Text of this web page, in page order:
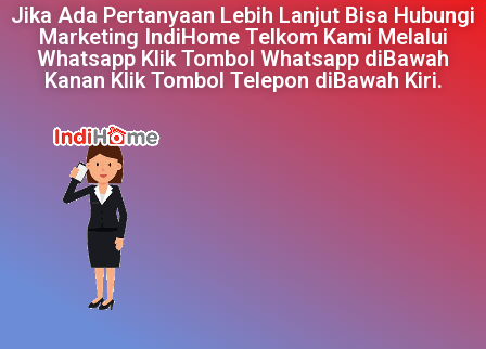
Jika Ada Pertanyaan Lebih Lanjut Bisa Hubungi
Marketing IndiHome Telkom Kami Melalui
Whatsapp Klik Tombol Whatsapp diBawah
Kanan Klik Tombol Telepon diBawah Kiri.